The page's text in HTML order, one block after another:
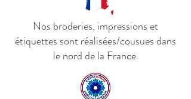
Nos broderies, impressions et
étiquettes sont réalisées/cousues dans
le nord de la France.